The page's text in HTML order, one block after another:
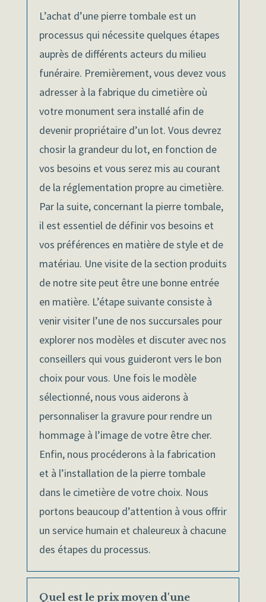
L’achat d’une pierre tombale est un
processus qui nécessite quelques étapes
auprès de différents acteurs du milieu
funéraire. Premièrement, vous devez vous
adresser à la fabrique du cimetière où
votre monument sera installé afin de
devenir propriétaire d’un lot. Vous devrez
chosir la grandeur du lot, en fonction de
vos besoins et vous serez mis au courant
de la réglementation propre au cimetière.
Par la suite, concernant la pierre tombale,
il est essentiel de définir vos besoins et
vos préférences en matière de style et de
matériau. Une visite de la section produits
de notre site peut être une bonne entrée
en matière. L’étape suivante consiste à
venir visiter l’une de nos succursales pour
explorer nos modèles et discuter avec nos
conseillers qui vous guideront vers le bon
choix pour vous. Une fois le modèle
sélectionné, nous vous aiderons à
personnaliser la gravure pour rendre un
hommage à l’image de votre être cher.
Enfin, nous procéderons à la fabrication
et à l’installation de la pierre tombale
dans le cimetière de votre choix. Nous
portons beaucoup d’attention à vous offrir
un service humain et chaleureux à chacune
des étapes du processus.
Quel est le prix moyen d'une